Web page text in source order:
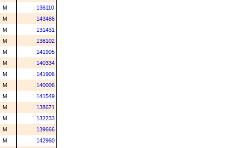
M
136110
M
143486
M
131431
M
138102
M
141905
M
140334
M
141906
M
140006
M
141549
M
138671
M
132233
M
139666
M
142960